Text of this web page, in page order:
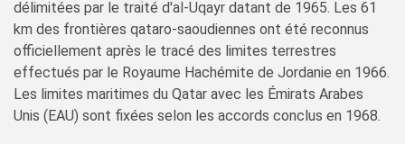
délimitées par le traité d'al-Uqayr datant de 1965. Les 61
km des frontières qataro-saoudiennes ont été reconnus
officiellement après le tracé des limites terrestres
effectués par le Royaume Hachémite de Jordanie en 1966.
Les limites maritimes du Qatar avec les Émirats Arabes
Unis (EAU) sont fixées selon les accords conclus en 1968.